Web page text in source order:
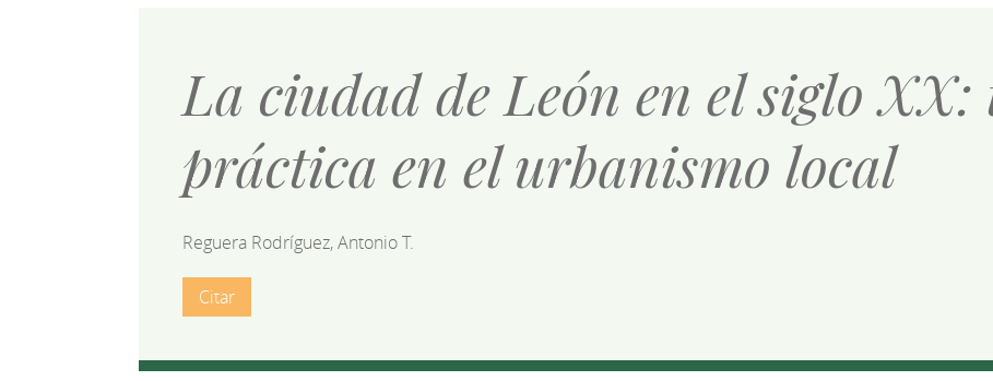
La ciudad de León en el siglo
práctica en el urbanismo local
Reguera Rodríguez, Antonio T.
Citar